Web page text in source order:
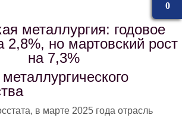
металлургия: годовое
2,8%, но мартовский рост
на 7,3%
в марте 2025 года отрасль
0